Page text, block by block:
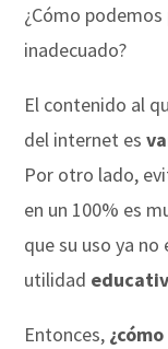
¿Cómo
inadecuado?
El contenido al
del internet es
Por otro lado,
en un 100% es
que su uso ya
utilidad
Entonces,